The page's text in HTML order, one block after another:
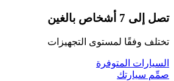
تصل إلى 7 أشخاص بالغين
تختلف وفقًا لمستوى التجهيزات
السيارات المتوفرة
صمِّم سيارتك